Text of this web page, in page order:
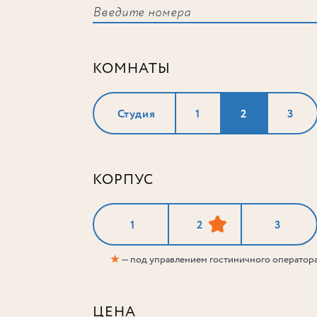
КОМНАТЫ
Студия 1 2 3
КОРПУС
1 2 3
★— под управлением гостиничного
ЦЕНА